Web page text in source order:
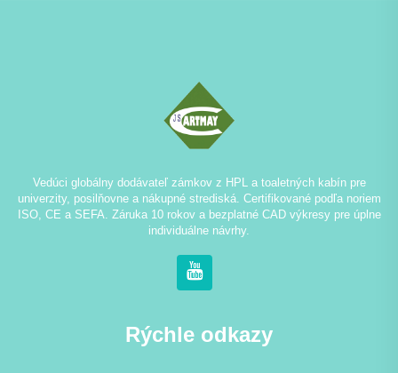
Vedúci globálny dodávateľ zámkov z HPL a toaletných kabín pre
univerzity, posilňovne a nákupné strediská. Certifikované podľa noriem
ISO, CE a SEFA. Záruka 10 rokov a bezplatné CAD výkresy pre úplne
individuálne návrhy.
Rýchle odkazy